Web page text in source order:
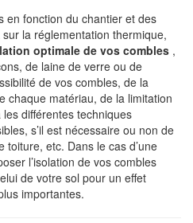
en fonction du chantier et des
la réglementation thermique,
optimale de vos combles ,
de laine de verre ou de
de vos combles, de la
chaque matériau, de la limitation
différentes techniques
s’il est nécessaire ou non de
etc. Dans le cas d’une
l’isolation de vos combles
de votre sol pour un effet
importantes.